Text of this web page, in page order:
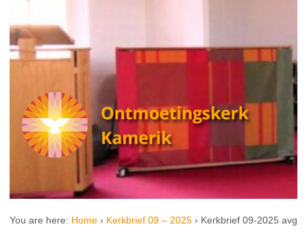
You are here: Home › Kerkbrief 09 – 2025 › Kerkbrief 09-2025 avg